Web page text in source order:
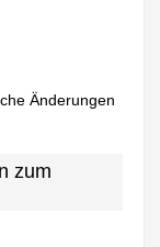
Änderungen
zum